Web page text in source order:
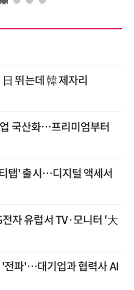
뛰는데 韓 제자리
국산화…프리미엄부터
탭' 출시…디지털 액세서
자 유럽서 TV·모니터 '大
'전파'…대기업과 협력사 AI